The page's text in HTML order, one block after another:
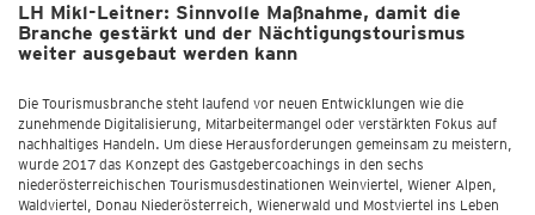
LH Mikl-Leitner: Sinnvolle Maßnahme, damit die
Branche gestärkt und der Nächtigungstourismus
weiter ausgebaut werden kann
Die Tourismusbranche steht laufend vor neuen Entwicklungen wie die
zunehmende Digitalisierung, Mitarbeitermangel oder verstärkten Fokus auf
nachhaltiges Handeln. Um diese Herausforderungen gemeinsam zu meistern,
wurde 2017 das Konzept des Gastgebercoachings in den sechs
niederösterreichischen Tourismusdestinationen Weinviertel, Wiener Alpen,
Waldviertel, Donau Niederösterreich, Wienerwald und Mostviertel ins Leben